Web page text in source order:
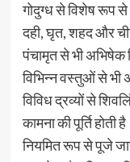
गोदुग्ध से विशेष रूप
दही, घृत, शहद और
पंचामृत से भी अभिषेक
विभिन्न वस्तुओं से भी
विविध द्रव्यों से
कामना की पूर्ति
नियमित रूप से पूजे